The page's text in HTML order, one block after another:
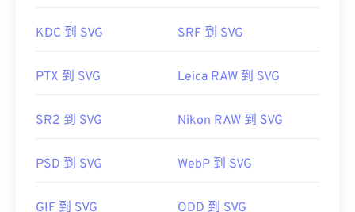
KDC 到 SVG SRF 到 SVG
PTX 到 SVG Leica RAW 到 SVG
SR2 到 SVG Nikon RAW 到 SVG
PSD 到 SVG WebP 到 SVG
GIF 到 SVG ODD 到 SVG